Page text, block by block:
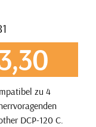
zu 4
DCP-120 C.